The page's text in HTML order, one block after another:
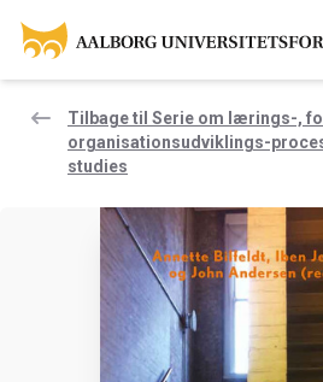
Tilbage til Serie om lærings-,
organisationsudviklings-
studies